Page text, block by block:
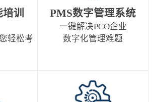
训
轻松考
PMS数字管理系统
一键解决PCO企业
数字化管理难题